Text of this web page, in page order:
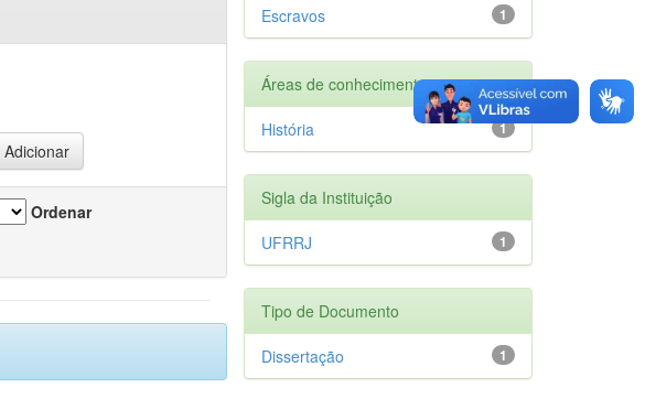
Ordenar
1
Escravos
Áreas de conhecimento
1
História
Sigla da Instituição
1
UFRRJ
Tipo de Documento
1
Dissertação